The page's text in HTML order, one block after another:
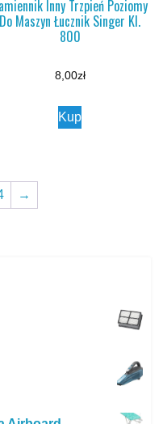
Inny Trzpień Poziomy
Do Maszyn Łucznik Singer Kl.
800
8,00zł
Kup
→